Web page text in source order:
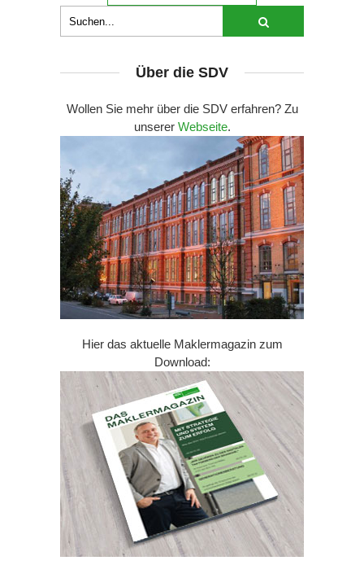
Über die SDV
Wollen Sie mehr über die SDV erfahren? Zu
unserer Webseite.
Hier das aktuelle Maklermagazin zum
Download: